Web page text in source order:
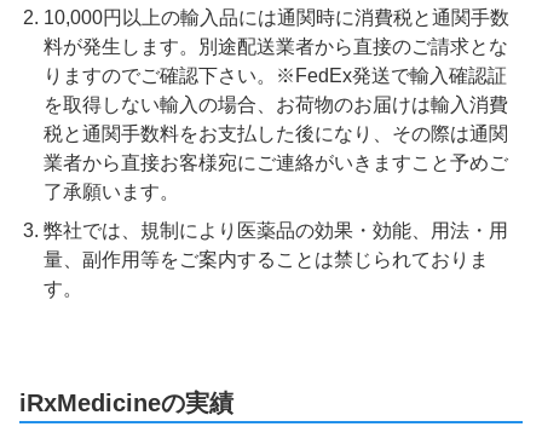
10,000円以上の輸入品には通関時に消費税と通関手数
料が発生します。別途配送業者から直接のご請求とな
りますのでご確認下さい。※FedEx発送で輸入確認証
を取得しない輸入の場合、お荷物のお届けは輸入消費
税と通関手数料をお支払した後になり、その際は通関
業者から直接お客様宛にご連絡がいきますこと予めご
了承願います。
弊社では、規制により医薬品の効果・効能、用法・用
量、副作用等をご案内することは禁じられておりま
す。
iRxMedicineの実績